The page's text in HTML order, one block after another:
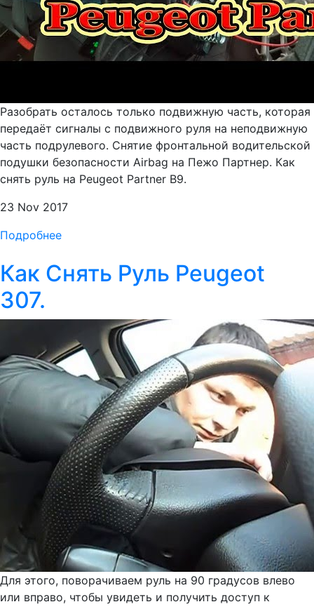
Разобрать осталось только подвижную часть, которая
передаёт сигналы с подвижного руля на неподвижную
часть подрулевого. Снятие фронтальной водительской
подушки безопасности Airbag на Пежо Партнер. Как
снять руль на Peugeot Partner B9.
23 Nov 2017
Подробнее
Как Снять Руль Peugeot
307.
Для этого, поворачиваем руль на 90 градусов влево
или вправо, чтобы увидеть и получить доступ к